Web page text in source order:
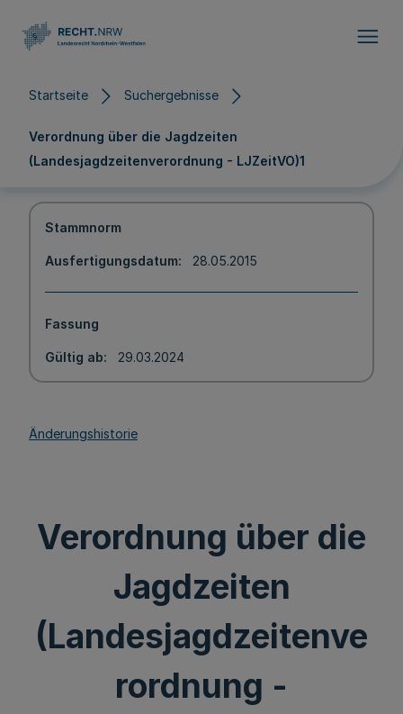
Startseite Suchergebnisse
Verordnung über die Jagdzeiten
(Landesjagdzeitenverordnung - LJZeitVO)1
Stammnorm
Ausfertigungsdatum 28.05.2015
Fassung
Gültig ab 29.03.2024
Änderungshistorie
Verordnung über die
Jagdzeiten
(Landesjagdzeitenve
rordnung -